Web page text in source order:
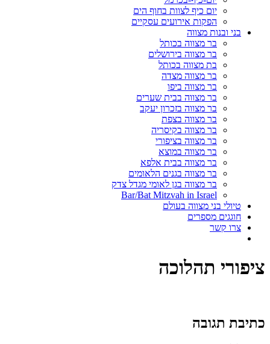
יום כיף לצוות בחוף הים
הפקות אירועים עסקיים
בני ובנות מצווה
בר מצווה בכותל
בר מצווה בירושלים
בת מצווה בכותל
בר מצווה מצדה
בר מצווה ביפו
בר מצווה בבית שערים
בר מצווה בזכרון יעקב
בר מצווה בצפת
בר מצווה בקיסריה
בר מצווה בציפורי
בר מצווה במוצא
בר מצווה בבית אלפא
בר מצווה בגנים הלאומים
בר מצווה בגן לאומי מגדל צדק
Bar/Bat Mitzvah in Israel
טיולי בני מצווה בעולם
חוגגים מספרים
צרו קשר
ציפורי תהלוכה
כתיבת תגובה